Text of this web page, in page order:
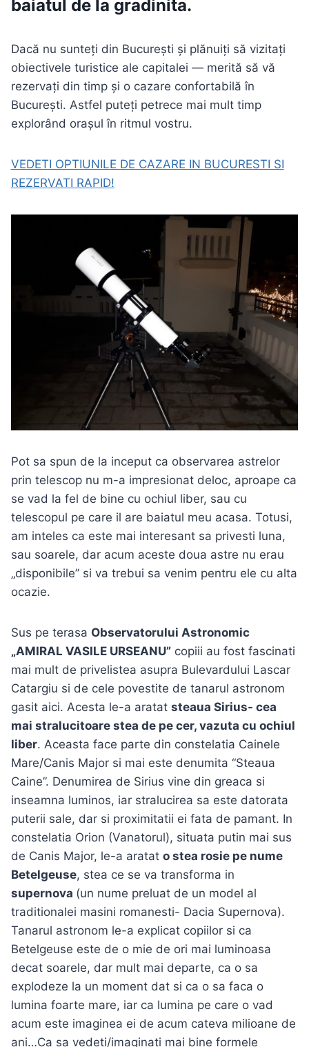
baiatul de la gradinita.
Dacă nu sunteți din București și plănuiți să vizitați
obiectivele turistice ale capitalei — merită să vă
rezervați din timp și o cazare confortabilă în
București. Astfel puteți petrece mai mult timp
explorând orașul în ritmul vostru.
VEDETI OPTIUNILE DE CAZARE IN BUCURESTI SI
REZERVATI RAPID!
Pot sa spun de la inceput ca observarea astrelor
prin telescop nu m-a impresionat deloc, aproape ca
se vad la fel de bine cu ochiul liber, sau cu
telescopul pe care il are baiatul meu acasa. Totusi,
am inteles ca este mai interesant sa privesti luna,
sau soarele, dar acum aceste doua astre nu erau
„disponibile” si va trebui sa venim pentru ele cu alta
ocazie.
Sus pe terasa Observatorului Astronomic
„AMIRAL VASILE URSEANU”copiii au fost fascinati
mai mult de privelistea asupra Bulevardului Lascar
Catargiu si de cele povestite de tanarul astronom
gasit aici. Acesta le-a aratat steaua Sirius- cea
mai stralucitoare stea de pe cer, vazuta cu ochiul
liber. Aceasta face parte din constelatia Cainele
Mare/Canis Major si mai este denumita “Steaua
Caine”. Denumirea de Sirius vine din greaca si
inseamna luminos, iar stralucirea sa este datorata
puterii sale, dar si proximitatii ei fata de pamant. In
constelatia Orion (Vanatorul), situata putin mai sus
de Canis Major, le-a aratat o stea rosie pe nume
Betelgeuse, stea ce se va transforma in
supernova (un nume preluat de un model al
traditionalei masini romanesti- Dacia Supernova).
Tanarul astronom le-a explicat copiilor si ca
Betelgeuse este de o mie de ori mai luminoasa
decat soarele, dar mult mai departe, ca o sa
explodeze la un moment dat si ca o sa faca o
lumina foarte mare, iar ca lumina pe care o vad
acum este imaginea ei de acum cateva milioane de
ani…Ca sa vedeti/imaginati mai bine formele